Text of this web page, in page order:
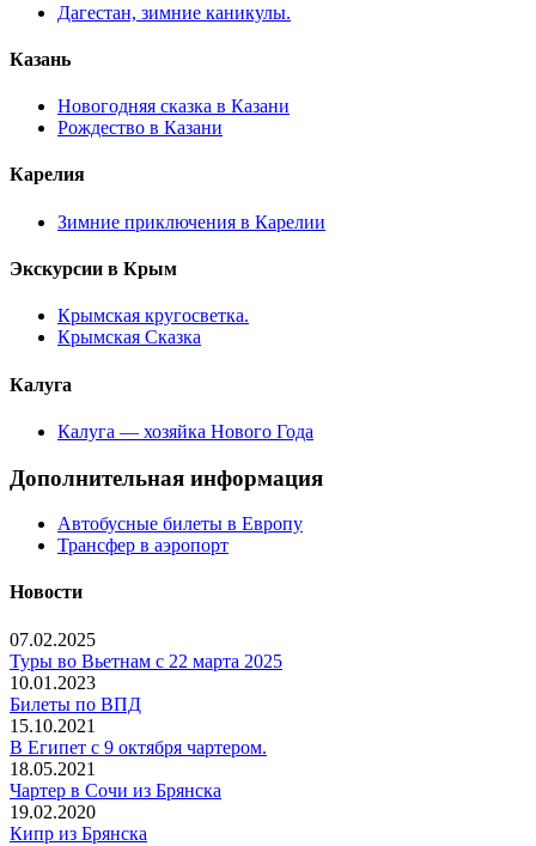
Дагестан, зимние каникулы.
Казань
Новогодняя сказка в Казани
Рождество в Казани
Карелия
Зимние приключения в Карелии
Экскурсии в Крым
Крымская кругосветка.
Крымская Сказка
Калуга
Калуга — хозяйка Нового Года
Дополнительная информация
Автобусные билеты в Европу
Трансфер в аэропорт
Новости
07.02.2025
Туры во Вьетнам с 22 марта 2025
10.01.2023
Билеты по ВПД
15.10.2021
В Египет с 9 октября чартером.
18.05.2021
Чартер в Сочи из Брянска
19.02.2020
Кипр из Брянска